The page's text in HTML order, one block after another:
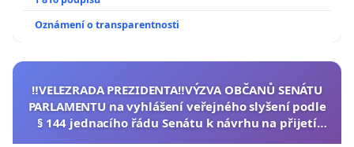
Oznámení o transparentnosti
‼️VELEZRADA PREZIDENTA‼️VÝZVA OBČANŮ SENÁTU
PARLAMENTU na vyhlášení veřejného slyšení podle
§ 144 jednacího řádu Senátu k návrhu na přijetí